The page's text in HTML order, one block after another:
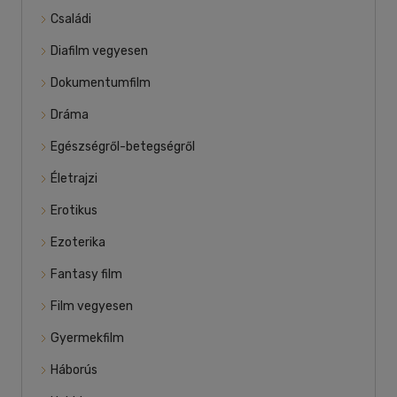
Családi
Diafilm vegyesen
Dokumentumfilm
Dráma
Egészségről-betegségről
Életrajzi
Erotikus
Ezoterika
Fantasy film
Film vegyesen
Gyermekfilm
Háborús